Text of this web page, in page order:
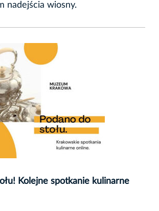
nadejścia wiosny.
Kolejne spotkanie kulinarne